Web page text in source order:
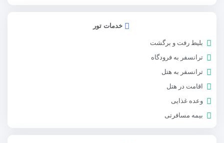
خدمات تور
بلیط رفت و برگشت
ترانسفر به فرودگاه
ترانسفر به هتل
اقامت در هتل
وعده غذایی
بیمه مسافرتی